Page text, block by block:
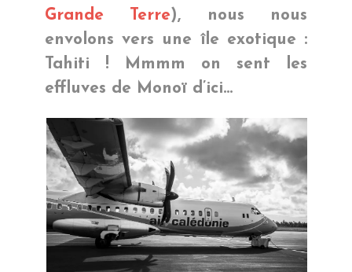
Grande Terre), nous nous
envolons vers une île exotique :
Tahiti ! Mmmm on sent les
effluves de Monoï d’ici…